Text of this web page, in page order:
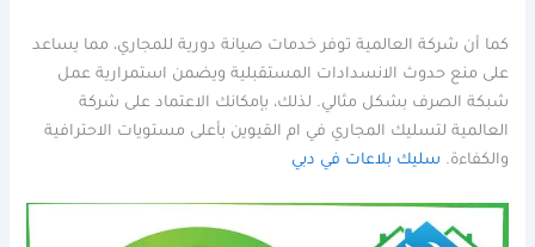
كما أن شركة العالمية توفر خدمات صيانة دورية للمجاري، مما يساعد
على منع حدوث الانسدادات المستقبلية ويضمن استمرارية عمل
شبكة الصرف بشكل مثالي. لذلك، بإمكانك الاعتماد على شركة
العالمية لتسليك المجاري في ام القيوين بأعلى مستويات الاحترافية
والكفاءة. سليك بلاعات في دبي